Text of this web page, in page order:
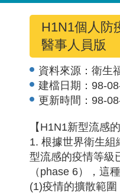
H1N1個人防
醫事人員版
資料來源： 衛生
建檔日期： 98-
更新時間： 98-
【H1N1新型流感
1. 根據世界衛生
型流感的疫情等級
（phase 6），這
(1)疫情的擴散範圍